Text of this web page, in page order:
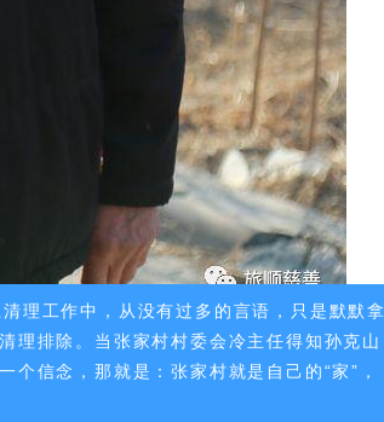
理工作中，从没有过多的言语，只是默默拿
理排除。当张家村村委会冷主任得知孙克山
信念，那就是：张家村就是自己的“家”，